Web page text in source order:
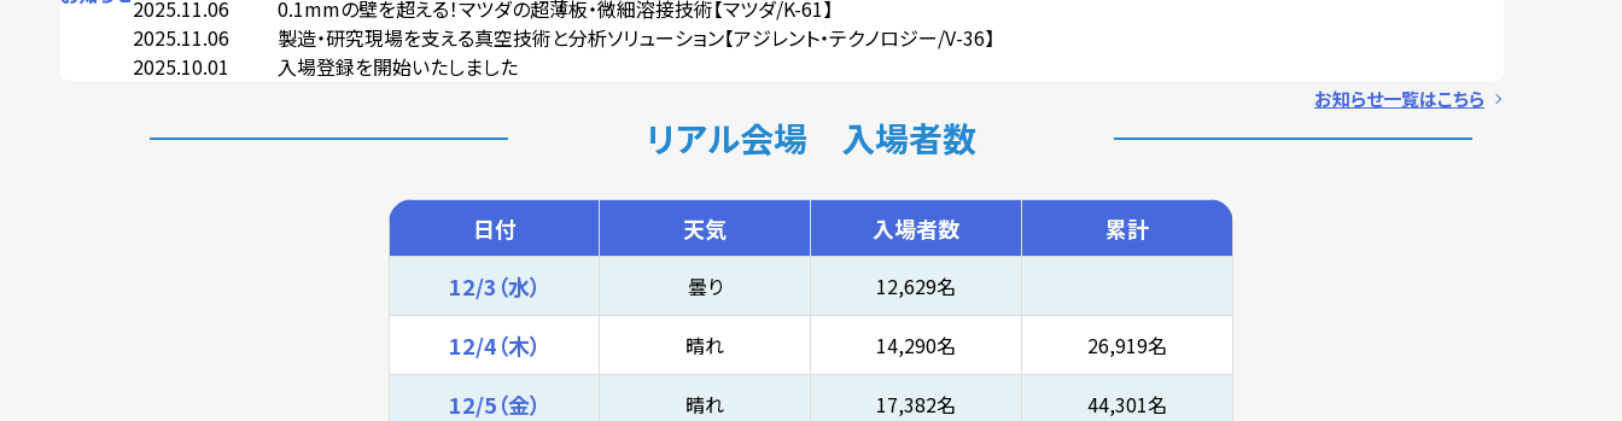
2025.11.06
0.1mmの壁を超える！マツダの超薄板・微細溶接技術【マツダ/K-61】
2025.11.06
製造・研究現場を支える真空技術と分析ソリューション【アジレント・テクノロジー/V-36】
2025.10.01
入場登録を開始いたしました
お知らせ一覧はこちら
リアル会場 入場者数
日付 天気 入場者数
累計
12/3（水）
曇り 12,629名
12/4（木） 晴れ 14,290名 26,919名
12/5（金） 晴れ 17,382名 44,301名